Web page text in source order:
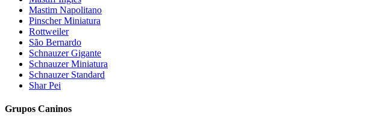
Mastim Napolitano
Pinscher Miniatura
Rottweiler
São Bernardo
Schnauzer Gigante
Schnauzer Miniatura
Schnauzer Standard
Shar Pei
Grupos Caninos